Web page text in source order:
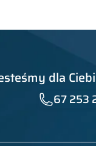
dla
67 253